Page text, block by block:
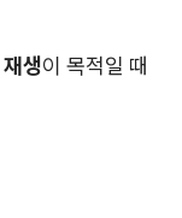
생이 목적일 때